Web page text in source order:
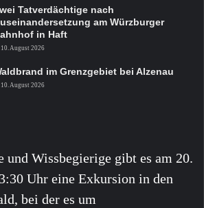
Tatverdächtige nach
am Würzburger
in Haft
10. August 2026
im Grenzgebiet bei Alzenau
10. August 2026
und Wissbegierige gibt es am 20.
Uhr eine Exkursion in den
bei der es um